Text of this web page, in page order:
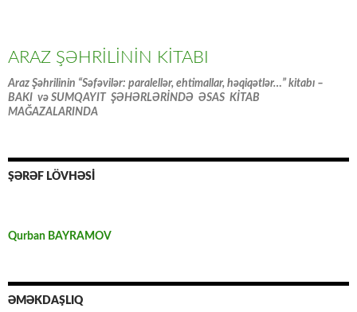
ARAZ ŞƏHRİLİNİN KİTABI
Araz Şəhrilinin “Səfəvilər: paralellər, ehtimallar, həqiqətlər…” kitabı –
BAKI və SUMQAYIT ŞƏHƏRLƏRİNDƏ ƏSAS KİTAB
MAĞAZALARINDA
ŞƏRƏF LÖVHƏSİ
Qurban BAYRAMOV
ƏMƏKDAŞLIQ